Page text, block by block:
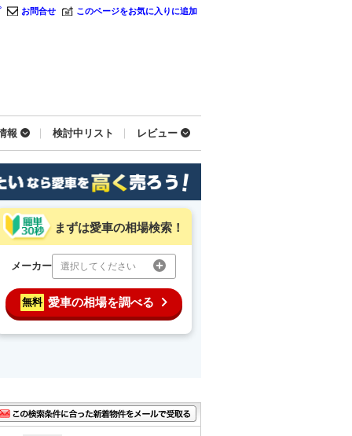
お問合せ このページをお気に入りに追加
報 検討中リスト レビュー
まずは愛車の相場検索！
メーカー 選択してください
無料 愛車の相場を調べる